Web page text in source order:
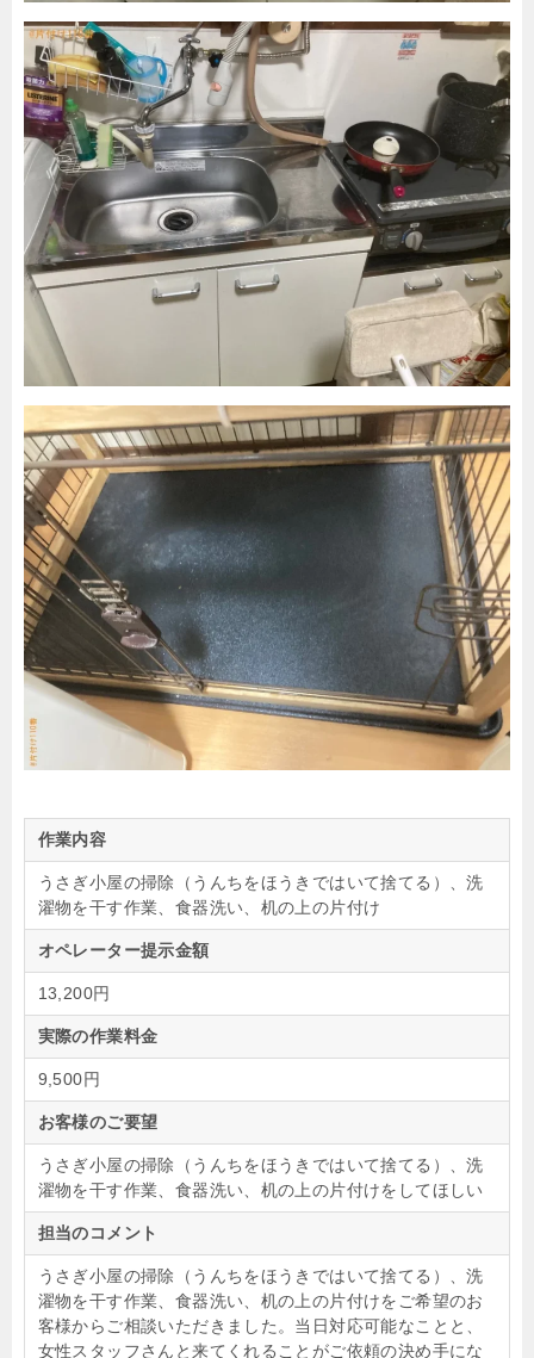
作業内容
うさぎ小屋の掃除（うんちをほうきではいて捨てる）、洗
濯物を干す作業、食器洗い、机の上の片付け
オペレーター提示金額
13,200円
実際の作業料金
9,500円
お客様のご要望
うさぎ小屋の掃除（うんちをほうきではいて捨てる）、洗
濯物を干す作業、食器洗い、机の上の片付けをしてほしい
担当のコメント
うさぎ小屋の掃除（うんちをほうきではいて捨てる）、洗
濯物を干す作業、食器洗い、机の上の片付けをご希望のお
客様からご相談いただきました。当日対応可能なことと、
女性スタッフさんと来てくれることがご依頼の決め手にな